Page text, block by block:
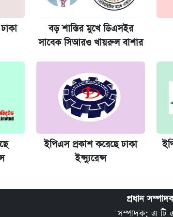
চূড়ান্ত পর্যায়ে, যা জানালেন অর্থমন্ত্রী
টিকিট কাটবেন যেভাবে
২৩ বাংলাদেশিকে দেশে ফেরত পাঠানো হলো
বড় শাস্তির মুখে ডিএসইর
সাবেক সিআরও খায়রুল বাশার
ইপিএস প্রকাশ করেছে ঢাকা
ইন্স্যুরেন্স
প্রধান
সম্পাদক: এ টি